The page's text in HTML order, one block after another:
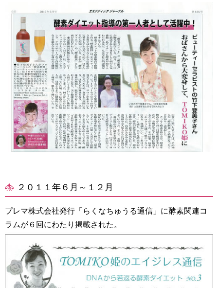
２０１１年６月～１２月
プレマ株式会社発行「らくなちゅうる通信」に酵素関連コ
ラムが６回にわたり掲載された。